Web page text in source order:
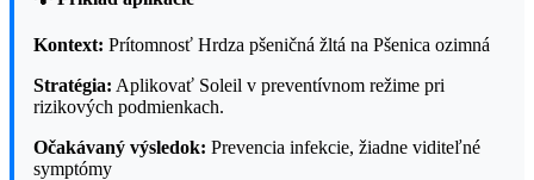
Kontext: Prítomnosť Hrdza pšeničná žltá na Pšenica ozimná
Stratégia: Aplikovať Soleil v preventívnom režime pri
rizikových podmienkach.
Očakávaný výsledok: Prevencia infekcie, žiadne viditeľné
symptómy